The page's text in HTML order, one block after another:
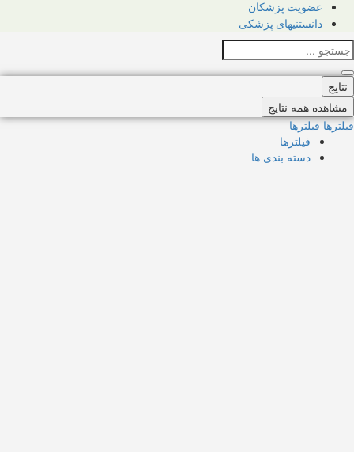
عضویت پزشکان
دانستنیهای پزشکی
جستجو
...
نتایج
مشاهده همه نتایج
فیلترهافیلترها
فیلترها
دسته بندی ها